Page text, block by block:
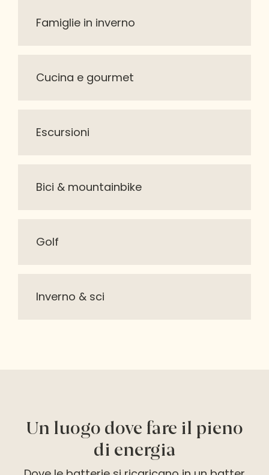
Famiglie in inverno
Cucina e gourmet
Escursioni
Bici & mountainbike
Golf
Inverno & sci
Un luogo dove fare il pieno
di energia